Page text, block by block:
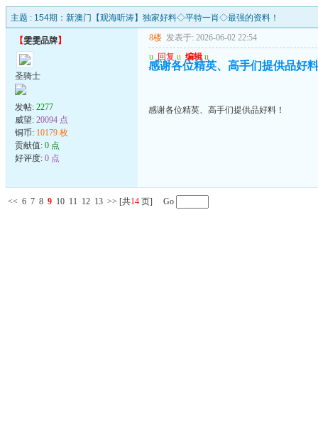
主题 : 154期：新澳门【观海听涛】独家好料◇平特一肖◇最强的资料！
【雯雯品牌】
圣骑士
发帖: 2277
威望: 20094 点
铜币: 10179 枚
贡献值: 0 点
好评度: 0 点
8楼 发表于: 2026-06-02 22:54
u 回复 u 编辑 u
感谢各位精英、高手们提供品好
感谢各位精英、高手们提供品好料！
<< 6 7 8 9 10 11 12 13 >> [共14 页] Go